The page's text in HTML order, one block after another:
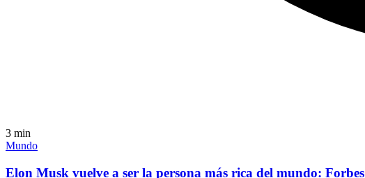
3 min
Mundo
Elon Musk vuelve a ser la persona más rica del mundo: Forbes